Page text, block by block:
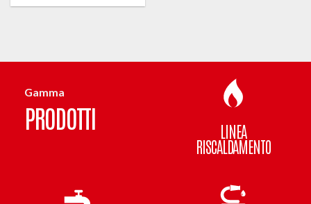
Gamma
PRODOTTI LINEA
RISCALDAMENTO